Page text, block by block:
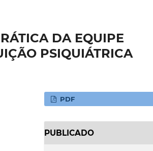
DA EQUIPE
PSIQUIÁTRICA
PDF
PUBLICADO